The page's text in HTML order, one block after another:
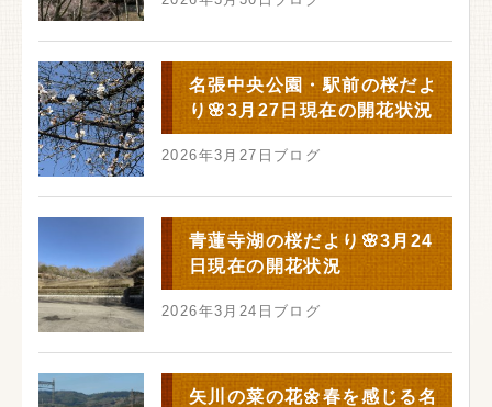
名張中央公園・駅前の桜だよ
り🌸3月27日現在の開花状況
2026年3月27日 ブログ
青蓮寺湖の桜だより🌸3月24
日現在の開花状況
2026年3月24日 ブログ
矢川の菜の花🌼春を感じる名